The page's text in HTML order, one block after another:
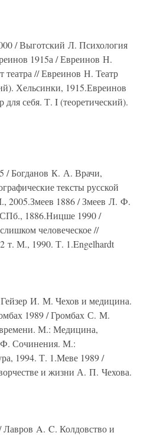
/ Выготский Л. Психология
1915а / Евреинов Н.
театра // Евреинов Н. Театр
Хельсинки, 1915.Евреинов
себя. Т. I (теоретический).
/ Богданов К. А. Врачи,
тексты русской
2005.Змеев 1886 / Змеев Л. Ф.
СПб., 1886.Ницше 1990 /
человеческое //
М., 1990. Т. 1.Engelhardt
Гейзер И. М. Чехов и медицина.
1989 / Громбах С. М.
М.: Медицина,
Ф. Сочинения. М.:
1994. Т. 1.Меве 1989 /
и жизни А. П. Чехова.
Лавров A. C. Колдовство и